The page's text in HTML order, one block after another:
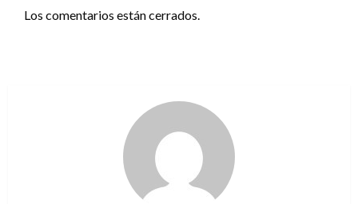
Los comentarios están cerrados.